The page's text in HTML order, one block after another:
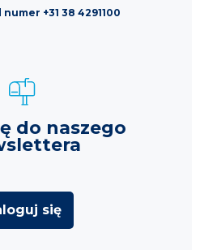
+31 38 4291100
do naszego
się